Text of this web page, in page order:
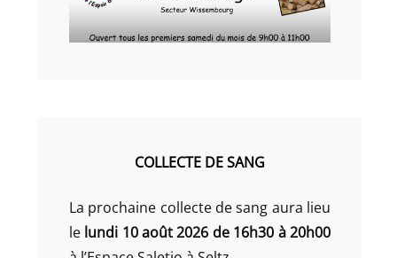
COLLECTE DE SANG
La prochaine collecte de sang aura lieu
le lundi 10 août 2026 de 16h30 à 20h00